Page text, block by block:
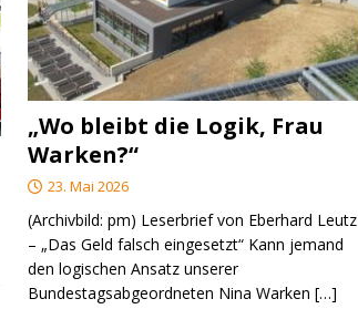
„Wo bleibt die Logik, Frau
Warken?“
23. Mai 2026
(Archivbild: pm) Leserbrief von Eberhard Leutz
– „Das Geld falsch eingesetzt“ Kann jemand
den logischen Ansatz unserer
Bundestagsabgeordneten Nina Warken[…]